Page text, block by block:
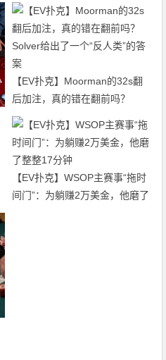
【EV扑克】Moorman的32s翻
后加注，真的错在翻前吗？
Solver给出了一个“反人类”的答
【EV扑克】WSOP主赛事“拖时
间门”：为躺赚2万美金，他磨了